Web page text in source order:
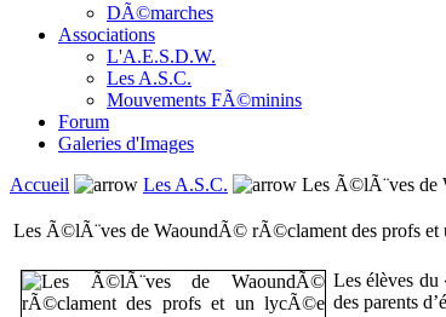
DÃ©marches
Associations
L'A.E.S.D.W.
Les A.S.C.
Mouvements FÃ©minins
Forum
Galeries d'Images
Accueil
Les A.S.C. Les Ã©lÃ¨ves de
Les Ã©lÃ¨ves de WaoundÃ© rÃ©clament des profs et
Les élèves du
des parents